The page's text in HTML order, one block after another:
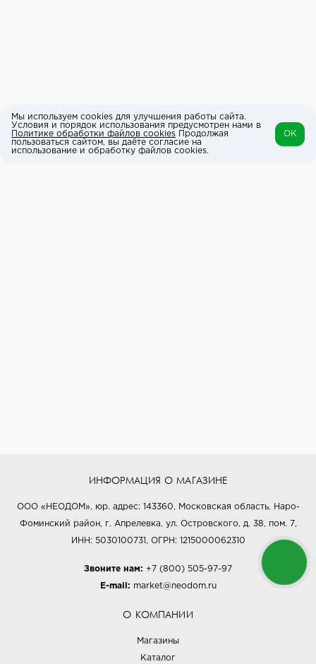
ИНФОРМАЦИЯ О МАГАЗИНЕ
ООО «НЕОДОМ», юр. адрес: 143360, Московская область, Наро-
Фоминский район, г. Апрелевка, ул. Островского, д. 38, пом. 7,
ИНН: 5030100731, ОГРН: 1215000062310
Звоните нам: +7 (800) 505-97-97
E-mail: market@neodom.ru
О КОМПАНИИ
Магазины
Каталог
Мы используем cookies для улучшения работы сайта.
Условия и порядок использования предусмотрен нами в
Политике обработки файлов cookies Продолжая
пользоваться сайтом, вы даёте согласие на
использование и обработку файлов cookies.
OK